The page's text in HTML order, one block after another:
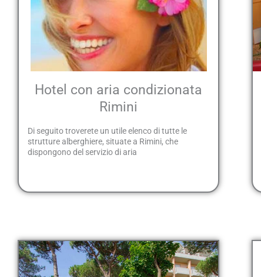
Hotel con aria condizionata
Rimini
Di seguito troverete un utile elenco di tutte le
strutture alberghiere, situate a Rimini, che
dispongono del servizio di aria